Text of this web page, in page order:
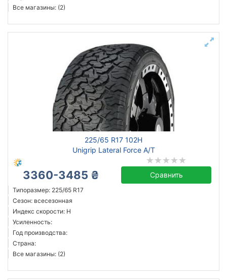
Все магазины: (2)
225/65 R17 102H
Unigrip Lateral Force A/T
3360-3485 ₴ Сравнить
Типоразмер: 225/65 R17
Сезон: всесезонная
Индекс скорости: H
Усиленность:
Год производства:
Страна:
Все магазины: (2)